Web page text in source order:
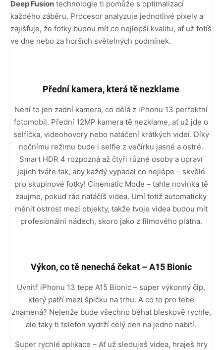
Deep Fusion technologie ti pomůže s optimalizací
každého záběru. Procesor analyzuje jednotlivé pixely a
zajišťuje, že fotky budou mít co nejlepší kvalitu, ať už fotíš
ve dne nebo za horších světelných podmínek.
Přední kamera, která tě nezklame
Není to jen zadní kamera, co dělá z iPhonu 13 perfektní
fotomobil. Přední 12MP kamera tě nezklame, ať už jde o
selfíčka, videohovory nebo natáčení krátkých videí. Díky
nočnímu režimu bude i selfie z večírku jasné a ostré.
Smart HDR 4 rozpozná až čtyři různé osoby a upraví
jejich tváře tak, aby každý vypadal co nejlépe – skvělé
pro skupinové fotky! Cinematic Mode – tahle novinka tě
zaujme, pokud rád natáčíš videa. Umí totiž automaticky
měnit ostrost mezi objekty, takže tvoje videa budou mít
profesionální nádech, skoro jako z filmového plátna.
Výkon, co tě nenechá čekat – A15 Bionic
Uvnitř iPhonu 13 tepe A15 Bionic – super výkonný čip,
který patří mezi špičku na trhu. A co to pro tebe
znamená? Nejenže bude všechno běhat bleskově rychle,
ale taky ti telefon vydrží celý den na jedno nabití.
Super rychlé aplikace – Ať už sleduješ videa, hraješ hry